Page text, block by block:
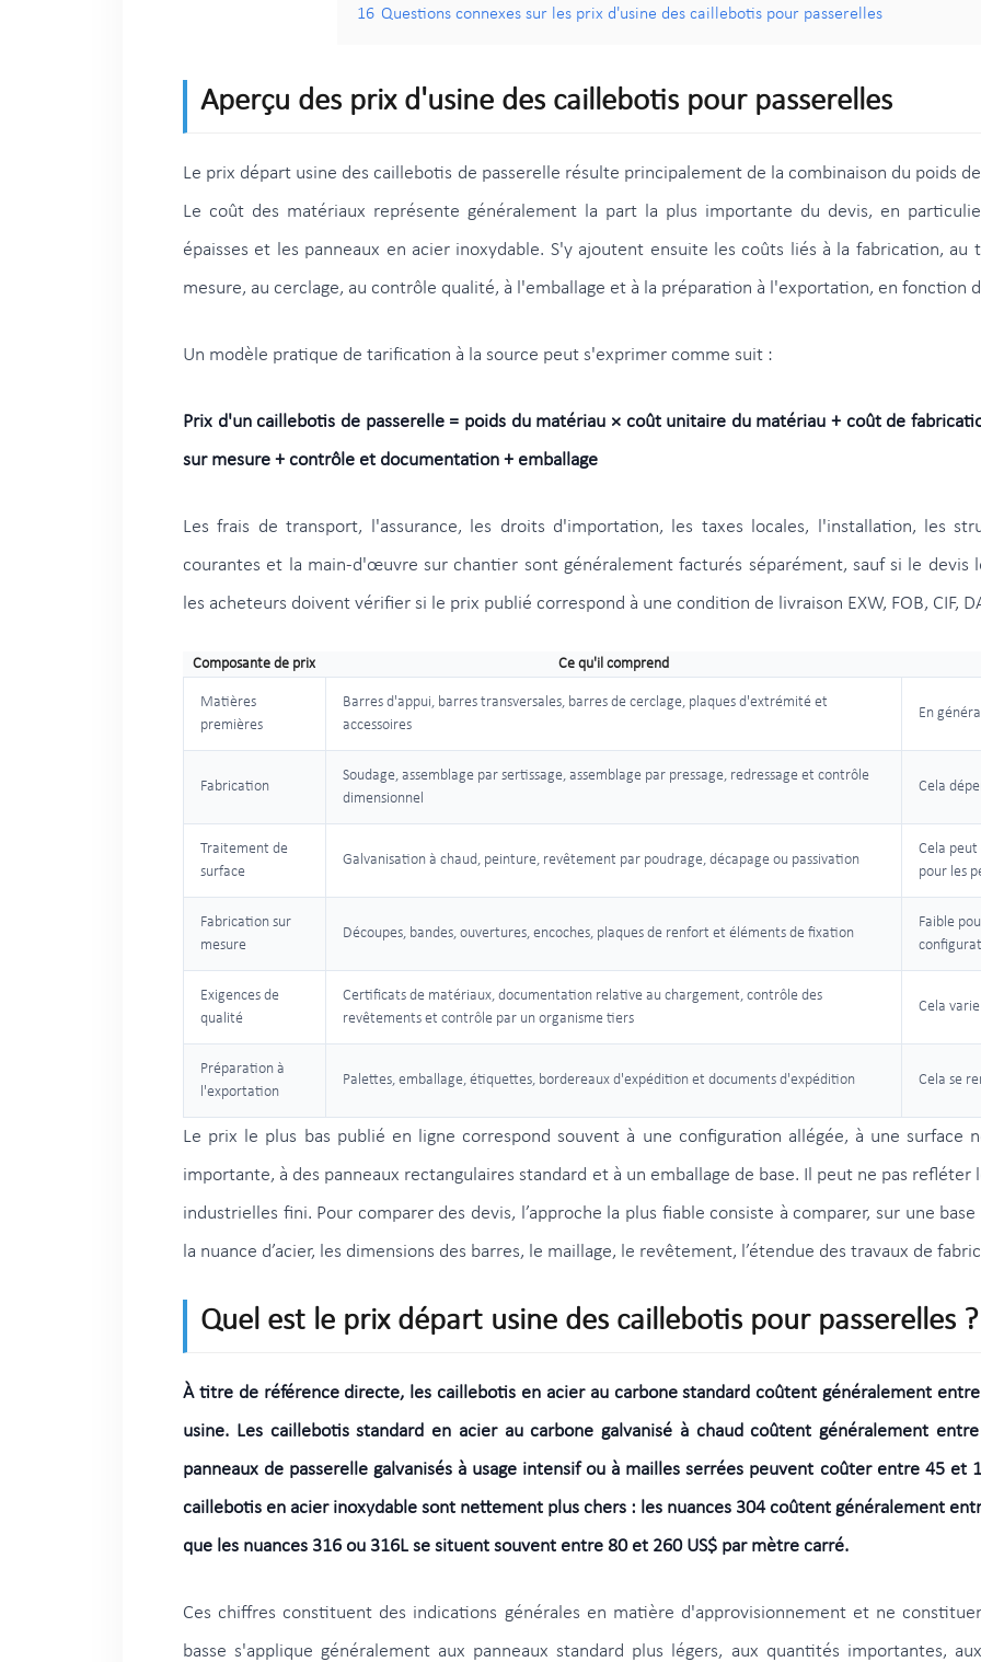
16 Questions connexes sur les prix d'usine des caillebotis pour passerelles
Aperçu des prix d'usine des caillebotis pour passerelles
Le prix départ usine des caillebotis de passerelle résulte principalement de la combinaison du poids
Le coût des matériaux représente généralement la part la plus importante du devis, en
épaisses et les panneaux en acier inoxydable. S'y ajoutent ensuite les coûts liés à la fabrication,
mesure, au cerclage, au contrôle qualité, à l'emballage et à la préparation à l'exportation, en fonction
Un modèle pratique de tarification à la source peut s'exprimer comme suit :
Prix d'un caillebotis de passerelle = poids du matériau × coût unitaire du matériau + coût de
sur mesure + contrôle et documentation + emballage
Les frais de transport, l'assurance, les droits d'importation, les taxes locales, l'installation, les
courantes et la main-d'œuvre sur chantier sont généralement facturés séparément, sauf si le devis
les acheteurs doivent vérifier si le prix publié correspond à une condition de livraison EXW, FOB, CIF,
Composante de prix Ce qu'il comprend
Matières
premières
Barres d'appui, barres transversales, barres de cerclage, plaques d'extrémité et
accessoires
En
Fabrication
Soudage, assemblage par sertissage, assemblage par pressage, redressage et contrôle
dimensionnel
Cela
Traitement de
surface
Galvanisation à chaud, peinture, revêtement par poudrage, décapage ou passivation
Cela
pour les
Fabrication sur
mesure
Découpes, bandes, ouvertures, encoches, plaques de renfort et éléments de fixation
Faible
Exigences de
qualité
Certificats de matériaux, documentation relative au chargement, contrôle des
revêtements et contrôle par un organisme tiers
Cela
Préparation à
l'exportation
Palettes, emballage, étiquettes, bordereaux d'expédition et documents d'expédition Cela se
Le prix le plus bas publié en ligne correspond souvent à une configuration allégée, à une surface
importante, à des panneaux rectangulaires standard et à un emballage de base. Il peut ne pas refléter
industrielles fini. Pour comparer des devis, l’approche la plus fiable consiste à comparer, sur une
la nuance d’acier, les dimensions des barres, le maillage, le revêtement, l’étendue des travaux de
Quel est le prix départ usine des caillebotis pour passerelles ?
À titre de référence directe, les caillebotis en acier au carbone standard coûtent généralement
usine. Les caillebotis standard en acier au carbone galvanisé à chaud coûtent généralement
panneaux de passerelle galvanisés à usage intensif ou à mailles serrées peuvent coûter entre 45 et
caillebotis en acier inoxydable sont nettement plus chers : les nuances 304 coûtent généralement
que les nuances 316 ou 316L se situent souvent entre 80 et 260 US$ par mètre carré.
Ces chiffres constituent des indications générales en matière d'approvisionnement et ne
basse s'applique généralement aux panneaux standard plus légers, aux quantités importantes,